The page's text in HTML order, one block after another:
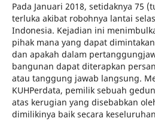
Pada Januari 2018, setidaknya 75
terluka akibat robohnya lantai
Indonesia. Kejadian ini
pihak mana yang dapat
dan apakah dalam
bangunan dapat diterapkan
atau tanggung jawab langsung.
KUHPerdata, pemilik sebuah
atas kerugian yang disebabkan
dimilikinya baik secara